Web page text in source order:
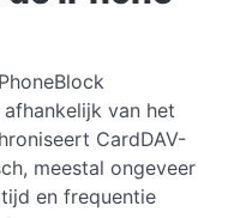
van het
CardDAV-
meestal ongeveer
en frequentie